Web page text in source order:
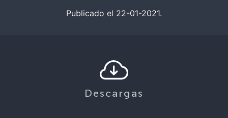
Publicado el 22-01-2021.
Descargas